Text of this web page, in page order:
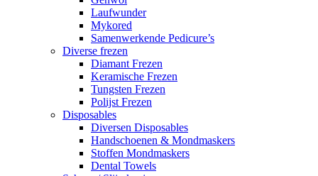
Laufwunder
Mykored
Samenwerkende Pedicure’s
Diverse frezen
Diamant Frezen
Keramische Frezen
Tungsten Frezen
Polijst Frezen
Disposables
Diversen Disposables
Handschoenen & Mondmaskers
Stoffen Mondmaskers
Dental Towels